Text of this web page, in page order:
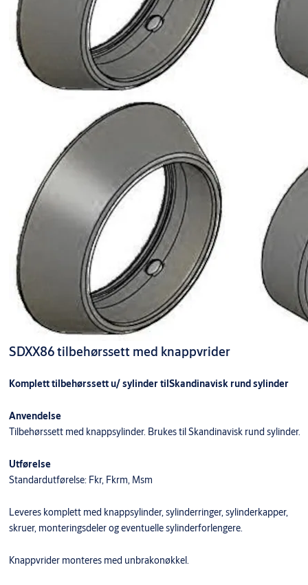
SDXX86 tilbehørssett med knappvrider
Komplett tilbehørssett u/ sylinder tilSkandinavisk rund sylinder
Anvendelse
Tilbehørssett med knappsylinder. Brukes til Skandinavisk rund sylinder.
Utførelse
Standardutførelse: Fkr, Fkrm, Msm
Leveres komplett med knappsylinder, sylinderringer, sylinderkapper,
skruer, monteringsdeler og eventuelle sylinderforlengere.
Knappvrider monteres med unbrakonøkkel.